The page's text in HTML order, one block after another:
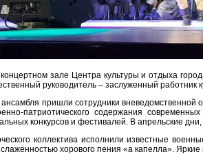
зале Центра культуры и отдыха
руководитель – заслуженный
ансамбля пришли сотрудники
патриотического содержания
конкурсов и фестивалей. В апрельские
коллектива исполнили известные
хорового пения «а капелла».